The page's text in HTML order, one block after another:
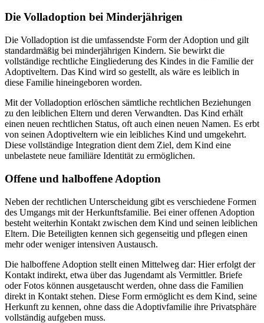
Die Volladoption bei Minderjährigen
Die Volladoption ist die umfassendste Form der Adoption und gilt
standardmäßig bei minderjährigen Kindern. Sie bewirkt die
vollständige rechtliche Eingliederung des Kindes in die Familie der
Adoptiveltern. Das Kind wird so gestellt, als wäre es leiblich in
diese Familie hineingeboren worden.
Mit der Volladoption erlöschen sämtliche rechtlichen Beziehungen
zu den leiblichen Eltern und deren Verwandten. Das Kind erhält
einen neuen rechtlichen Status, oft auch einen neuen Namen. Es erbt
von seinen Adoptiveltern wie ein leibliches Kind und umgekehrt.
Diese vollständige Integration dient dem Ziel, dem Kind eine
unbelastete neue familiäre Identität zu ermöglichen.
Offene und halboffene Adoption
Neben der rechtlichen Unterscheidung gibt es verschiedene Formen
des Umgangs mit der Herkunftsfamilie. Bei einer offenen Adoption
besteht weiterhin Kontakt zwischen dem Kind und seinen leiblichen
Eltern. Die Beteiligten kennen sich gegenseitig und pflegen einen
mehr oder weniger intensiven Austausch.
Die halboffene Adoption stellt einen Mittelweg dar: Hier erfolgt der
Kontakt indirekt, etwa über das Jugendamt als Vermittler. Briefe
oder Fotos können ausgetauscht werden, ohne dass die Familien
direkt in Kontakt stehen. Diese Form ermöglicht es dem Kind, seine
Herkunft zu kennen, ohne dass die Adoptivfamilie ihre Privatsphäre
vollständig aufgeben muss.